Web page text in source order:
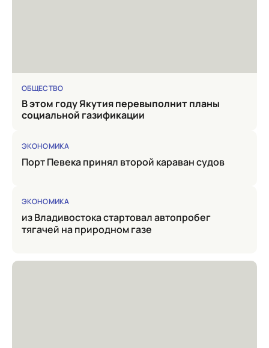
ОБЩЕСТВО
в этом году Якутия перевыполнит планы
социальной газификации
ЭКОНОМИКА
Порт Певека принял второй караван судов
ЭКОНОМИКА
из Владивостока стартовал автопробег
тягачей на природном газе